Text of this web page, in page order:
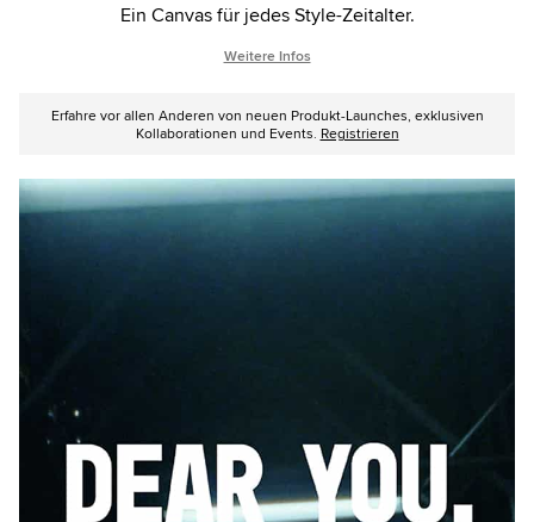
Ein Canvas für jedes Style-Zeitalter.
Weitere Infos
Erfahre vor allen Anderen von neuen Produkt-Launches, exklusiven
Kollaborationen und Events. Registrieren